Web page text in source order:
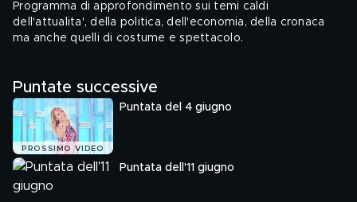
Programma di approfondimento sui temi caldi
dell'attualita', della politica, dell'economia, della cronaca
ma anche quelli di costume e spettacolo.
Puntate successive
PROSSIMO VIDEO
Puntata del 4 giugno
Puntata dell'11 giugno